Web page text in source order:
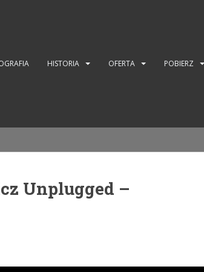
HISTORIA OFERTA POBIERZ
Unplugged –